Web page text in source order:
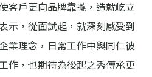
客戶更向品牌靠攏，造就屹立
示，從面試起，就深刻感受到
業理念，日常工作中與同仁彼
作，也期待為後起之秀傳承更